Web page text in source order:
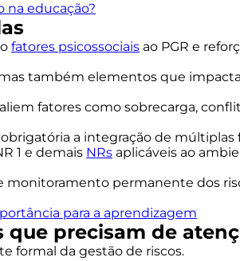
na educação?
fatores psicossociais ao PGR e
também elementos que
fatores como sobrecarga,
a integração de
1 e demais NRs aplicáveis ao
monitoramento permanente dos
para a aprendizagem
que precisam de
formal da gestão de riscos.